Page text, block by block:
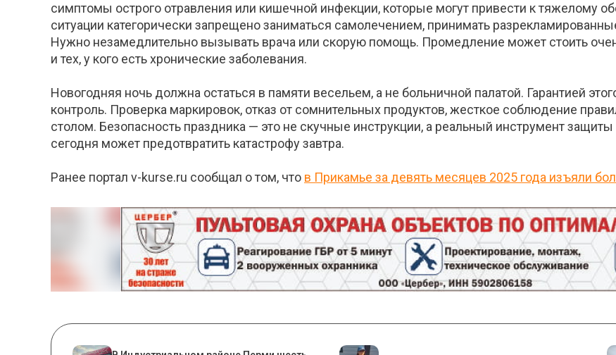
симптомы острого отравления или кишечной инфекции, которые могут привести к тяжелому
ситуации категорически запрещено заниматься самолечением, принимать
Нужно незамедлительно вызывать врача или скорую помощь. Промедление может стоить
и тех, у кого есть хронические заболевания.
Новогодняя ночь должна остаться в памяти весельем, а не больничной палатой. Гарантией
контроль. Проверка маркировок, отказ от сомнительных продуктов, жесткое соблюдение
столом. Безопасность праздника — это не скучные инструкции, а реальный инструмент
сегодня может предотвратить катастрофу завтра.
Ранее портал v-kurse.ru сообщал о том, что в Прикамье за девять месяцев 2025 года изъяли